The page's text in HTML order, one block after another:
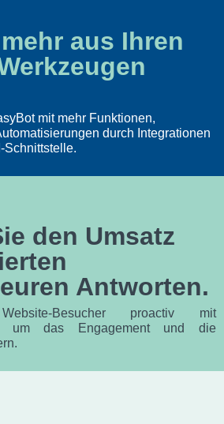
aus Ihren
mit mehr Funktionen,
durch Integrationen
Schnittstelle.
den Umsatz
Antworten.
Besucher proactiv mit
um das Engagement und die